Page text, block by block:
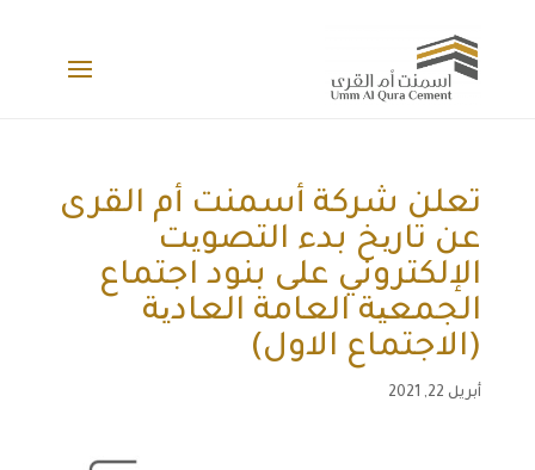
تعلن شركة أسمنت أم القرى
عن تاریخ بدء التصویت
الإلكتروني على بنود اجتماع
الجمعیة العامة العادیة
(الاجتماع الاول)
أبريل 22, 2021